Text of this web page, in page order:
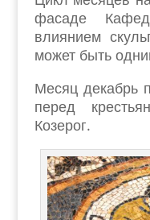
фасаде
влиянием
может быть
Месяц декабрь
перед
Козерог.